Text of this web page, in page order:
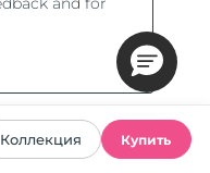
Коллекция Купить